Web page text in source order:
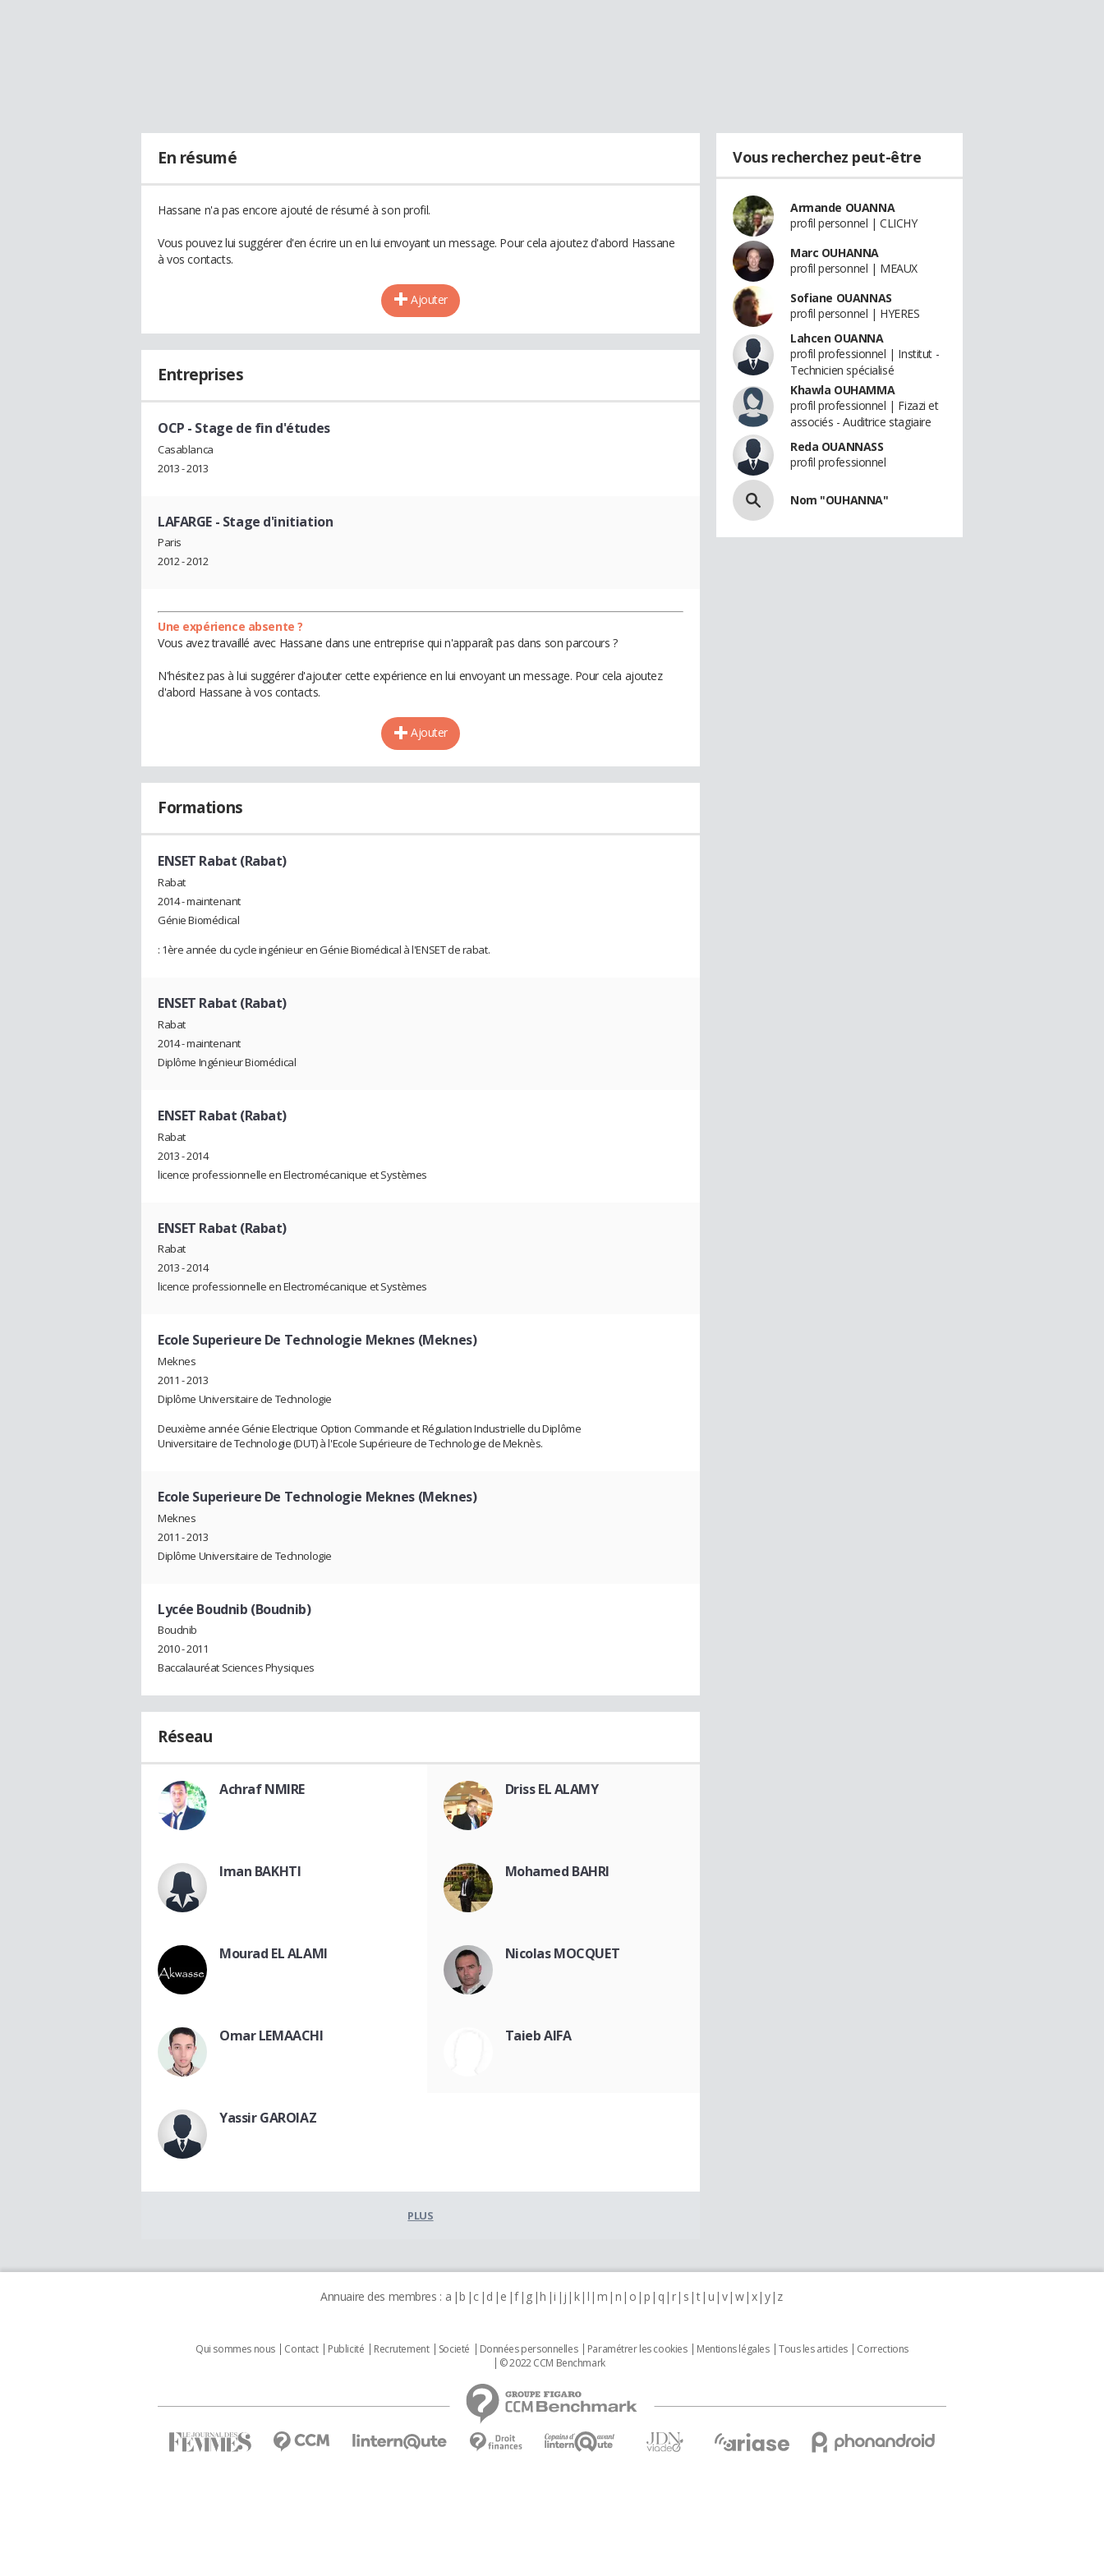
En résumé
Hassane n'a pas encore ajouté de résumé à son profil.
Vous pouvez lui suggérer d'en écrire un en lui envoyant un message. Pour cela ajoutez d'abord Hassane
à vos contacts.
Ajouter
Entreprises
OCP - Stage de fin d'études
Casablanca
2013 - 2013
LAFARGE - Stage d'initiation
Paris
2012 - 2012
Une expérience absente ?
Vous avez travaillé avec Hassane dans une entreprise qui n'apparaît pas dans son parcours ?
N'hésitez pas à lui suggérer d'ajouter cette expérience en lui envoyant un message. Pour cela ajoutez
d'abord Hassane à vos contacts.
Ajouter
Formations
ENSET Rabat (Rabat)
Rabat
2014 - maintenant
Génie Biomédical
: 1ère année du cycle ingénieur en Génie Biomédical à l'ENSET de rabat.
ENSET Rabat (Rabat)
Rabat
2014 - maintenant
Diplôme Ingénieur Biomédical
ENSET Rabat (Rabat)
Rabat
2013 - 2014
licence professionnelle en Electromécanique et Systèmes
ENSET Rabat (Rabat)
Rabat
2013 - 2014
licence professionnelle en Electromécanique et Systèmes
Ecole Superieure De Technologie Meknes (Meknes)
Meknes
2011 - 2013
Diplôme Universitaire de Technologie
Deuxième année Génie Electrique Option Commande et Régulation Industrielle du Diplôme
Universitaire de Technologie (DUT) à l'Ecole Supérieure de Technologie de Meknès.
Ecole Superieure De Technologie Meknes (Meknes)
Meknes
2011 - 2013
Diplôme Universitaire de Technologie
Lycée Boudnib (Boudnib)
Boudnib
2010 - 2011
Baccalauréat Sciences Physiques
Réseau
Achraf NMIRE Driss EL ALAMY
Iman BAKHTI Mohamed BAHRI
Mourad EL ALAMI Nicolas MOCQUET
Omar LEMAACHI Taieb AIFA
Yassir GAROIAZ
PLUS
Vous recherchez peut-être
Armande OUANNA
profil personnel | CLICHY
Marc OUHANNA
profil personnel | MEAUX
Sofiane OUANNAS
profil personnel | HYERES
Lahcen OUANNA
profil professionnel | Institut -
Technicien spécialisé
Khawla OUHAMMA
profil professionnel | Fizazi et
associés - Auditrice stagiaire
Reda OUANNASS
profil professionnel
Nom "OUHANNA"
Annuaire des membres : a b c d e f g h i j k l m n o p q r s t u v w x y z
Qui sommes nous Contact Publicité Recrutement Societé Données personnelles Paramétrer les cookies Mentions légales Tous les articles
Corrections
© 2022 CCM Benchmark